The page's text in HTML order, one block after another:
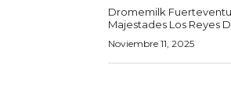
Dromemilk
Majestades Los Reyes
Noviembre 11, 2025